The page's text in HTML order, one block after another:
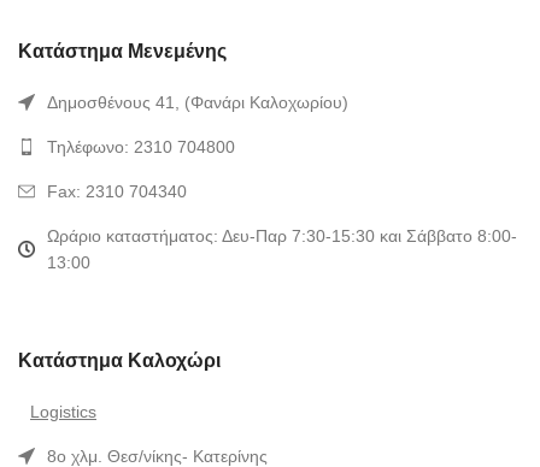
Κατάστημα Μενεμένης
Δημοσθένους 41, (Φανάρι Καλοχωρίου)
Τηλέφωνο: 2310 704800
Fax: 2310 704340
Ωράριο καταστήματος: Δευ-Παρ 7:30-15:30 και Σάββατο 8:00-
13:00
Κατάστημα Καλοχώρι
Logistics
8ο χλμ. Θεσ/νίκης- Κατερίνης